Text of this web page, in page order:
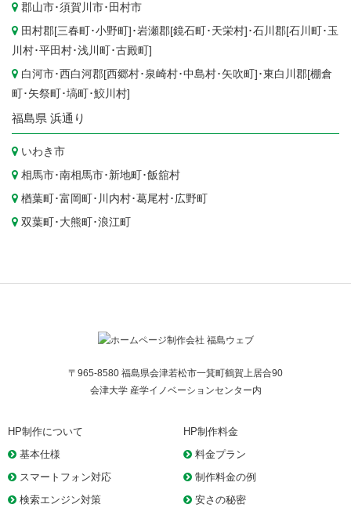
郡山市･須賀川市･ 田村市
田村郡[三春町 ･小野町 ]･岩瀬郡[鏡石町 ･ 天栄村]･石川郡[石川町 ･ 玉
川村･平田村･浅川町 ･古殿町 ]
白河市･西白河郡[西郷村･ 泉崎村･中島村･ 矢吹町 ]･東白川郡[棚倉
町 ･ 矢祭町 ･塙町 ･鮫川村]
福島県 浜通り
いわき市
相馬市･南相馬市･ 新地町 ･飯舘村
楢葉町 ･富岡町 ･ 川内村･葛尾村･ 広野町
双葉町 ･ 大熊町 ･浪江町
〒965-8580 福島県会津若松市一箕町鶴賀上居合90
会津大学 産学イノベーションセンター内
HP制作について
基本仕様
スマートフォン対応
検索エンジン対策
HP制作料金
料金プラン
制作料金の例
安さの秘密